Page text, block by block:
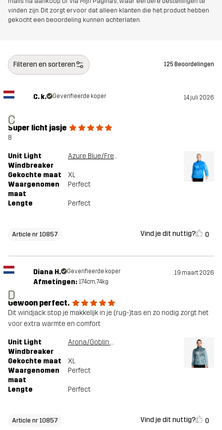
vinden zijn. Dit zorgt ervoor dat alleen klanten die het product hebben
gekocht een beoordeling kunnen achterlaten.
Filteren en sorteren 125 Beoordelingen
C
C. k. Geverifieerde koper 14 juli 2026
Super licht jasje
8
Unit Light
Windbreaker
Azure Blue/French Blue
Gekochte maat
XL
Waargenomen
maat
Perfect
Lengte Perfect
Article nr 10857 Vind je dit nuttig? 0
D
Diana H. Geverifieerde koper 19 maart 2026
Afmetingen: 174cm, 74kg
Gewoon perfect.
Dit windjack stop je makkelijk in je (rug-)tas en zo nodig zorgt het
voor extra warmte en comfort
Unit Light
Windbreaker
Arona/Goblin Blue
Gekochte maat
XL
Waargenomen
maat
Perfect
Lengte Perfect
Article nr 10857 Vind je dit nuttig? 0